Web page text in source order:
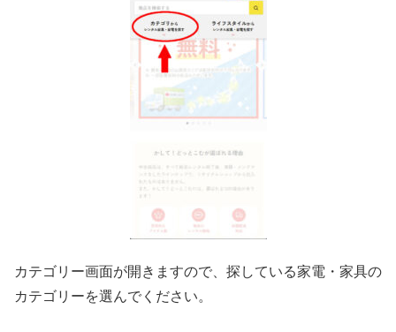
カテゴリー画面が開きますので、探している家電・家具の
カテゴリーを選んでください。